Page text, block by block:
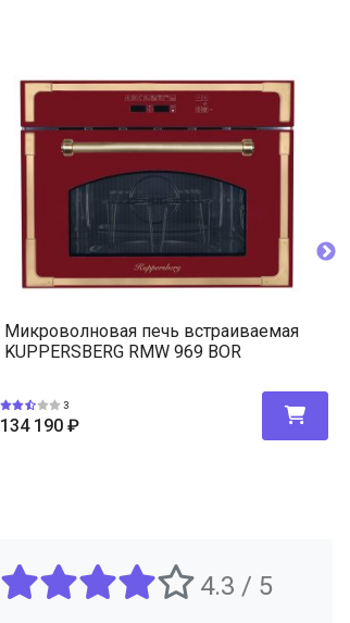
Микроволновая печь встраиваемая
KUPPERSBERG RMW 969 BOR
3
134 190 ₽
4.3 / 5